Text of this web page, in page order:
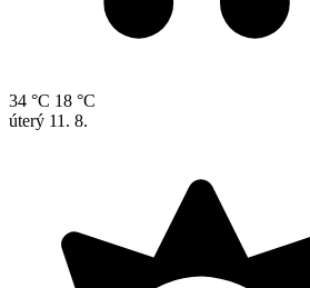
34 °C 18 °C
úterý 11. 8.